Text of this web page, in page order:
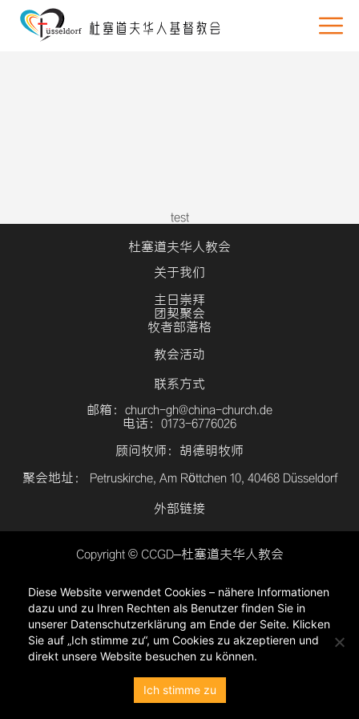
test
杜塞道夫华人教会
关于我们
主日崇拜
团契聚会
牧者部落格
教会活动
联系方式
邮箱：church-gh@china-church.de
电话：0173-6776026
顾问牧师：胡德明牧师
聚会地址： Petruskirche, Am Röttchen 10, 40468 Düsseldorf
外部链接
Copyright © CCGD–杜塞道夫华人教会
隐私政策
Diese Website verwendet Cookies – nähere Informationen
dazu und zu Ihren Rechten als Benutzer finden Sie in
unserer Datenschutzerklärung am Ende der Seite. Klicken
Sie auf „Ich stimme zu“, um Cookies zu akzeptieren und
direkt unsere Website besuchen zu können.
Ich stimme zu